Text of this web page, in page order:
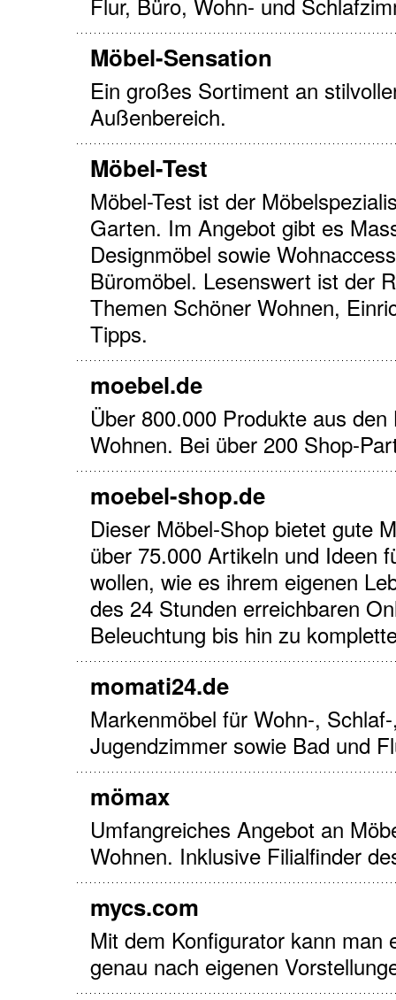
Möbel-Sensation
Ein großes Sortiment an
Außenbereich.
Möbel-Test
Möbel-Test ist der
Garten. Im Angebot gibt es
Designmöbel sowie
Büromöbel. Lesenswert ist der
Themen Schöner Wohnen,
Tipps.
moebel.de
Über 800.000 Produkte aus
Wohnen. Bei über 200 Shop-
moebel-shop.de
Dieser Möbel-Shop bietet gute
über 75.000 Artikeln und Ideen
wollen, wie es ihrem eigenen
des 24 Stunden erreichbaren
Beleuchtung bis hin zu
momati24.de
Markenmöbel für Wohn-,
Jugendzimmer sowie Bad und
mömax
Umfangreiches Angebot an
Wohnen. Inklusive Filialfinder
mycs.com
Mit dem Konfigurator kann man
genau nach eigenen